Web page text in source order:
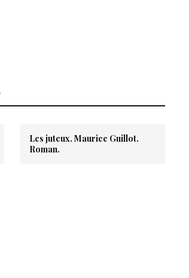
Les juteux. Maurice Guillot.
Roman.